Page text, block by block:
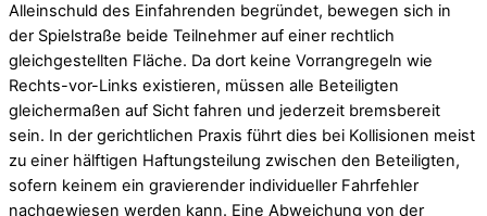
Alleinschuld des Einfahrenden begründet, bewegen sich in
der Spielstraße beide Teilnehmer auf einer rechtlich
gleichgestellten Fläche. Da dort keine Vorrangregeln wie
Rechts-vor-Links existieren, müssen alle Beteiligten
gleichermaßen auf Sicht fahren und jederzeit bremsbereit
sein. In der gerichtlichen Praxis führt dies bei Kollisionen meist
zu einer hälftigen Haftungsteilung zwischen den Beteiligten,
sofern keinem ein gravierender individueller Fahrfehler
nachgewiesen werden kann. Eine Abweichung von der